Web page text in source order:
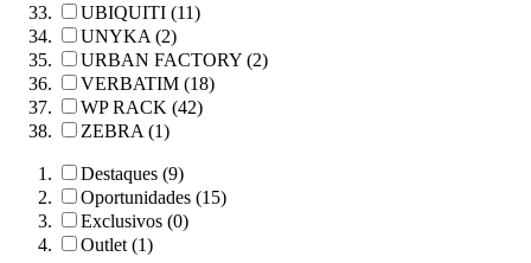
UBIQUITI (11)
UNYKA (2)
URBAN FACTORY (2)
VERBATIM (18)
WP RACK (42)
ZEBRA (1)
Destaques (9)
Oportunidades (15)
Exclusivos (0)
Outlet (1)